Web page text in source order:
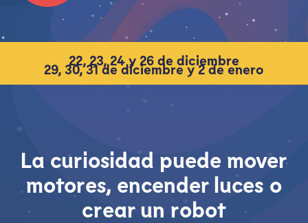
22, 23, 24 y 26 de diciembre
29, 30, 31 de diciembre y 2 de enero
La curiosidad puede mover
motores, encender luces o
crear un robot